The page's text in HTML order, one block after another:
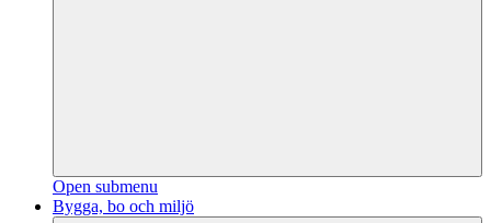
Open submenu
Bygga, bo och miljö